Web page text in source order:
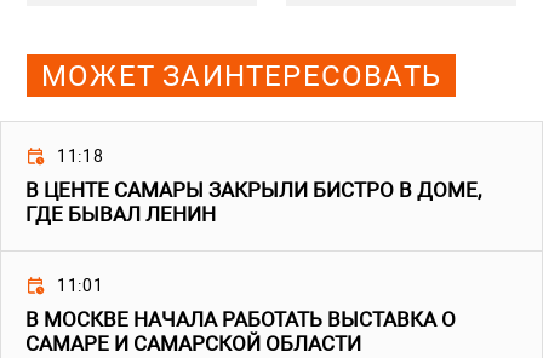
МОЖЕТ ЗАИНТЕРЕСОВАТЬ
11:18
В ЦЕНТЕ САМАРЫ ЗАКРЫЛИ БИСТРО В ДОМЕ,
ГДЕ БЫВАЛ ЛЕНИН
11:01
В МОСКВЕ НАЧАЛА РАБОТАТЬ ВЫСТАВКА О
САМАРЕ И САМАРСКОЙ ОБЛАСТИ